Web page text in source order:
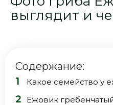
выглядит и
Содержание:
Какое семейство у
Ежовик